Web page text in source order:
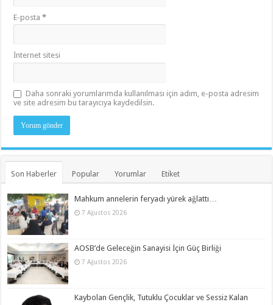
E-posta*
İnternet sitesi
Daha sonraki yorumlarımda kullanılması için adım, e-posta adresim
ve site adresim bu tarayıcıya kaydedilsin.
Son Haberler Popular Yorumlar Etiket
Mahkum annelerin feryadı yürek ağlattı…
7 Ağustos 2026
AOSB’de Geleceğin Sanayisi İçin Güç Birliği
7 Ağustos 2026
Kaybolan Gençlik, Tutuklu Çocuklar ve Sessiz Kalan